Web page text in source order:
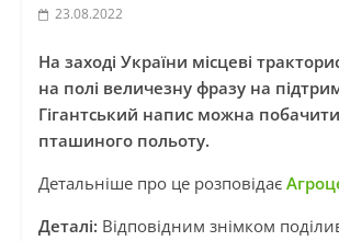
23.08.2022
На заході України місцеві
на полі величезну фразу на
Гігантський напис можна
пташиного польоту.
Детальніше про це розповідає
Деталі: Відповідним знімком